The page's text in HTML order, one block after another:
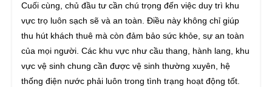
Cuối cùng, chủ đầu tư cần chú trọng đến việc duy trì khu
vực trọ luôn sạch sẽ và an toàn. Điều này không chỉ giúp
thu hút khách thuê mà còn đảm bảo sức khỏe, sự an toàn
của mọi người. Các khu vực như cầu thang, hành lang, khu
vực vệ sinh chung cần được vệ sinh thường xuyên, hệ
thống điện nước phải luôn trong tình trạng hoạt động tốt.